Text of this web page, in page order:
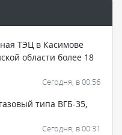
ТЭЦ в Касимове
области более 18
Сегодня, в 00:56
типа ВГБ-35,
Сегодня, в 00:31